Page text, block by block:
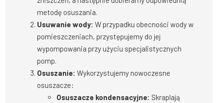
metodę osuszania.
Usuwanie wody: W przypadku obecności wody w
pomieszczeniach, przystępujemy do jej
wypompowania przy użyciu specjalistycznych
pomp.
Osuszanie: Wykorzystujemy nowoczesne
osuszacze:
Osuszacze kondensacyjne: Skraplają